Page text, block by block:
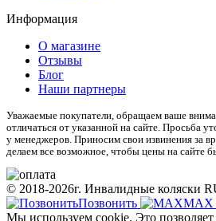
Информация
О магазине
Отзывы
Блог
Наши партнеры
Уважаемые покупатели, обращаем ваше
отличаться от указанной на сайте. Просьба
у менеджеров. Приносим свои извинения за
делаем все возможное, чтобы цены на сайте
© 2018-2026г. Инвалидные коляски
Позвонить
МАХ
Мы используем cookie. Это позволяет